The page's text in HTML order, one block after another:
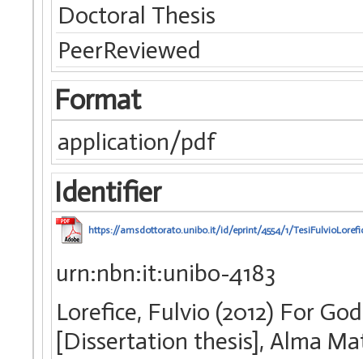
Doctoral Thesis
PeerReviewed
Format
application/pdf
Identifier
https://amsdottorato.unibo.it/id/eprint/4554/1/
urn:nbn:it:unibo-4183
Lorefice, Fulvio (2012) For
[Dissertation thesis], Alma